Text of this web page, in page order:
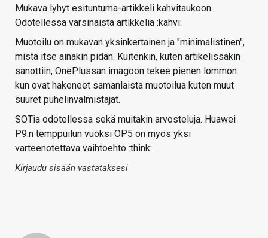
Mukava lyhyt esituntuma-artikkeli kahvitaukoon.
Odotellessa varsinaista artikkelia :kahvi:
Muotoilu on mukavan yksinkertainen ja "minimalistinen",
mistä itse ainakin pidän. Kuitenkin, kuten artikelissakin
sanottiin, OnePlussan imagoon tekee pienen lommon
kun ovat hakeneet samanlaista muotoilua kuten muut
suuret puhelinvalmistajat.
SOTia odotellessa sekä muitakin arvosteluja. Huawei
P9:n temppuilun vuoksi OP5 on myös yksi
varteenotettava vaihtoehto :think:
Kirjaudu sisään vastataksesi